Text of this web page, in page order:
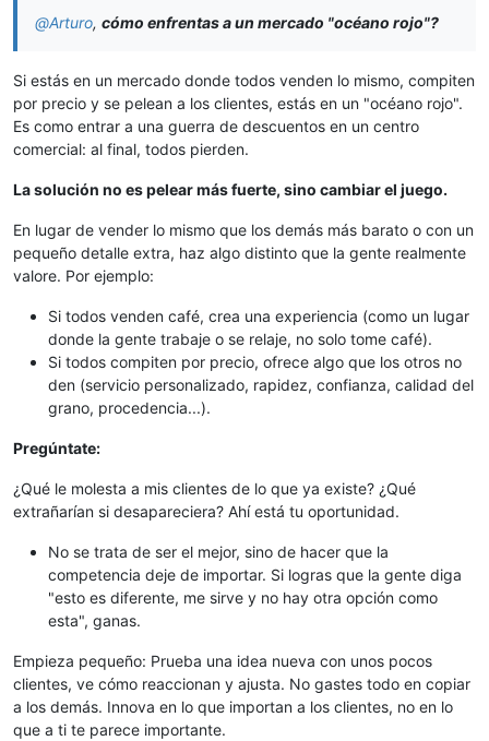
@Arturo, cómo enfrentas a un mercado "océano rojo"?
Si estás en un mercado donde todos venden lo mismo, compiten
por precio y se pelean a los clientes, estás en un "océano rojo".
Es como entrar a una guerra de descuentos en un centro
comercial: al final, todos pierden.
La solución no es pelear más fuerte, sino cambiar el juego.
En lugar de vender lo mismo que los demás más barato o con un
pequeño detalle extra, haz algo distinto que la gente realmente
valore. Por ejemplo:
Si todos venden café, crea una experiencia (como un lugar
donde la gente trabaje o se relaje, no solo tome café).
Si todos compiten por precio, ofrece algo que los otros no
den (servicio personalizado, rapidez, confianza, calidad del
grano, procedencia...).
Pregúntate:
¿Qué le molesta a mis clientes de lo que ya existe? ¿Qué
extrañarían si desapareciera? Ahí está tu oportunidad.
No se trata de ser el mejor, sino de hacer que la
competencia deje de importar. Si logras que la gente diga
"esto es diferente, me sirve y no hay otra opción como
esta", ganas.
Empieza pequeño: Prueba una idea nueva con unos pocos
clientes, ve cómo reaccionan y ajusta. No gastes todo en copiar
a los demás. Innova en lo que importan a los clientes, no en lo
que a ti te parece importante.